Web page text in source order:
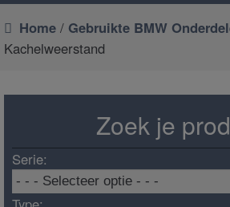
Home / Gebruikte BMW
Kachelweerstand
Zoek je
Serie: